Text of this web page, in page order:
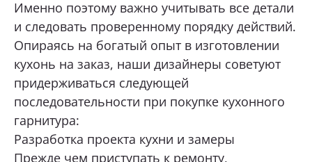
Именно поэтому важно учитывать все детали
и следовать проверенному порядку действий.
Опираясь на богатый опыт в изготовлении
кухонь на заказ, наши дизайнеры советуют
придерживаться следующей
последовательности при покупке кухонного
гарнитура:
Разработка проекта кухни и замеры
Прежде чем приступать к ремонту,